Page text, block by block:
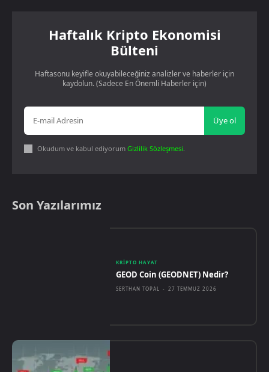
Haftalık Kripto Ekonomisi
Bülteni
Haftasonu keyifle okuyabileceğiniz analizler ve haberler için
kaydolun. (Sadece En Önemli Haberler için)
Üye ol
Okudum ve kabul ediyorum Gizlilik Sözleşmesi.
Son Yazılarımız
KRIPTO HAYAT
GEOD Coin (GEODNET) Nedir?
SERTHAN TOPAL - 27 TEMMUZ 2026